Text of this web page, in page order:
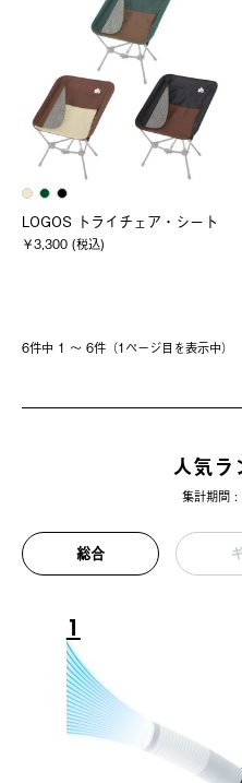
LOGOS トライチェア・シート
￥3,300 (税込)
6件中 1 〜 6件（1ページ⽬を表⽰中）
人気ラ
集計期間
総合
1